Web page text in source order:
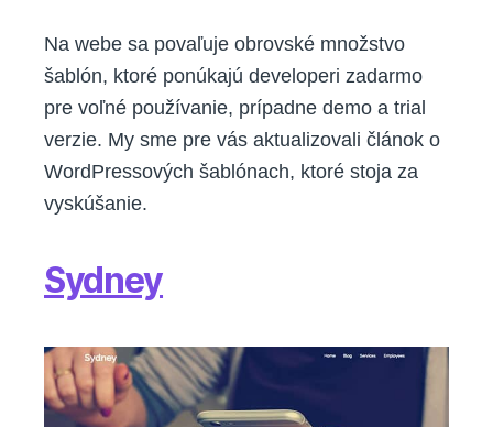
Na webe sa povaľuje obrovské množstvo
šablón, ktoré ponúkajú developeri zadarmo
pre voľné používanie, prípadne demo a trial
verzie. My sme pre vás aktualizovali článok o
WordPressových šablónach, ktoré stoja za
vyskúšanie.
Sydney